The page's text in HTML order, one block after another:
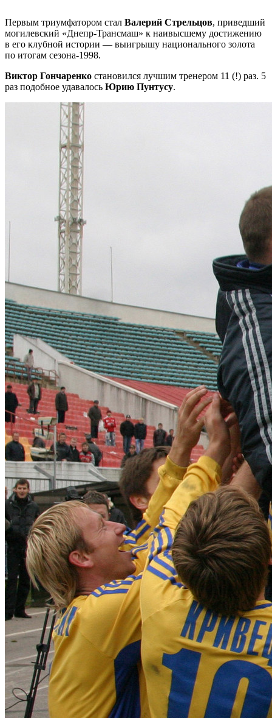
Первым триумфатором стал Валерий Стрельцов, приведший
могилевский «Днепр-Трансмаш» к наивысшему достижению
в его клубной истории — выигрышу национального золота
по итогам сезона-1998.
Виктор Гончаренко становился лучшим тренером 11 (!) раз. 5
раз подобное удавалось Юрию Пунтусу.